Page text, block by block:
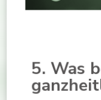
5. Was